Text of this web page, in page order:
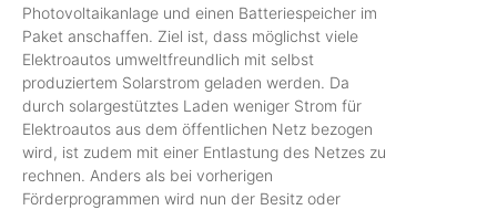
Photovoltaikanlage und einen Batteriespeicher im
Paket anschaffen. Ziel ist, dass möglichst viele
Elektroautos umweltfreundlich mit selbst
produziertem Solarstrom geladen werden. Da
durch solargestütztes Laden weniger Strom für
Elektroautos aus dem öffentlichen Netz bezogen
wird, ist zudem mit einer Entlastung des Netzes zu
rechnen. Anders als bei vorherigen
Förderprogrammen wird nun der Besitz oder